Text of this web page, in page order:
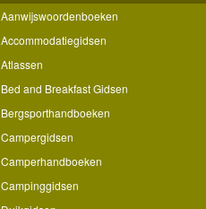
Aanwijswoordenboeken
Accommodatiegidsen
Atlassen
Bed and Breakfast Gidsen
Bergsporthandboeken
Campergidsen
Camperhandboeken
Campinggidsen